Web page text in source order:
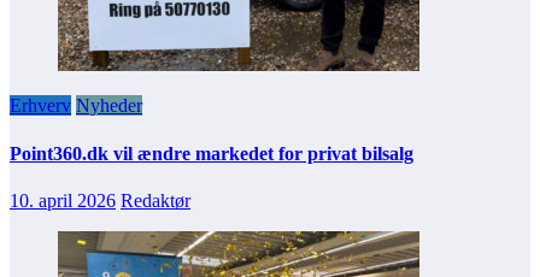
Erhverv Nyheder
Point360.dk vil ændre markedet for privat bilsalg
10. april 2026 Redaktør